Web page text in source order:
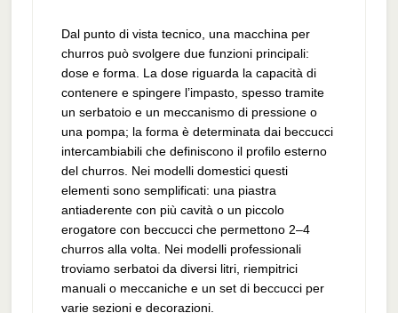
Dal punto di vista tecnico, una macchina per
churros può svolgere due funzioni principali:
dose e forma. La dose riguarda la capacità di
contenere e spingere l’impasto, spesso tramite
un serbatoio e un meccanismo di pressione o
una pompa; la forma è determinata dai beccucci
intercambiabili che definiscono il profilo esterno
del churros. Nei modelli domestici questi
elementi sono semplificati: una piastra
antiaderente con più cavità o un piccolo
erogatore con beccucci che permettono 2–4
churros alla volta. Nei modelli professionali
troviamo serbatoi da diversi litri, riempitrici
manuali o meccaniche e un set di beccucci per
varie sezioni e decorazioni.